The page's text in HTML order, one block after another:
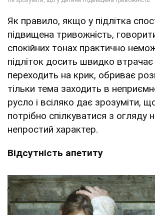
Як правило, якщо у підлітка
підвищена тривожність,
спокійних тонах практично
підліток досить швидко
переходить на крик, обриває
тільки тема заходить в
русло і всіляко дає зрозуміти,
потрібно спілкуватися з огляду
непростий характер.
Відсутність апетиту